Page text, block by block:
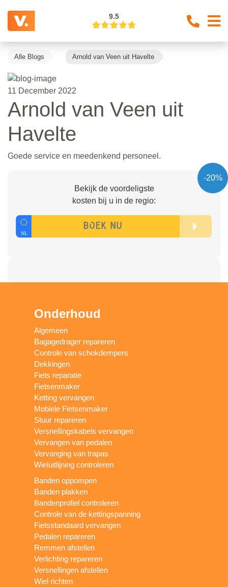
9.5
Alle Blogs Arnold van Veen uit Havelte
11 December 2022
Arnold van Veen uit
Havelte
Goede service en meedenkend personeel.
-20%
Bekijk de voordeligste
kosten bij u in de regio:
Onderhoud
Algemeen
Bagagedrager repareren
Controle van schokdempers
Dekkingen
Fiets reparatie
Fietsenmaker
Ketting vervangen
Mobiele Fietsenmaker
Stuur repareren
Versnellingskabels vervangen
Vervangen van pedalen
Vervanging van trapas
Wieluitlijning controleren
Banden oppompen
Banden plakken
Bandenprofiel controleren
Controle van de kettingspanning
Fietsstandaard vervangen
Pedalen repareren
Remmen afstellen
Verlichting repareren
Versnellingen afstellen
Wiel richten